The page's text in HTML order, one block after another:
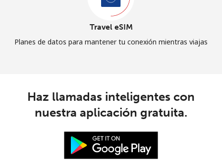
Travel eSIM
Planes de datos para mantener tu conexión mientras viajas
Haz llamadas inteligentes con
nuestra aplicación gratuita.